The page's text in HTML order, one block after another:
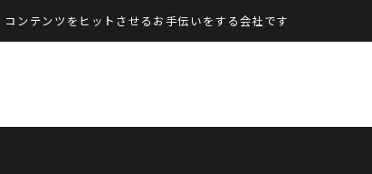
コンテンツをヒットさせるお手伝いをする会社です